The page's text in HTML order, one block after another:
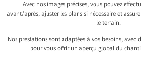
Avec nos images précises, vous pouvez
avant/après, ajuster les plans si nécessaire et
le terrain.
Nos prestations sont adaptées à vos besoins, avec
pour vous offrir un aperçu global du